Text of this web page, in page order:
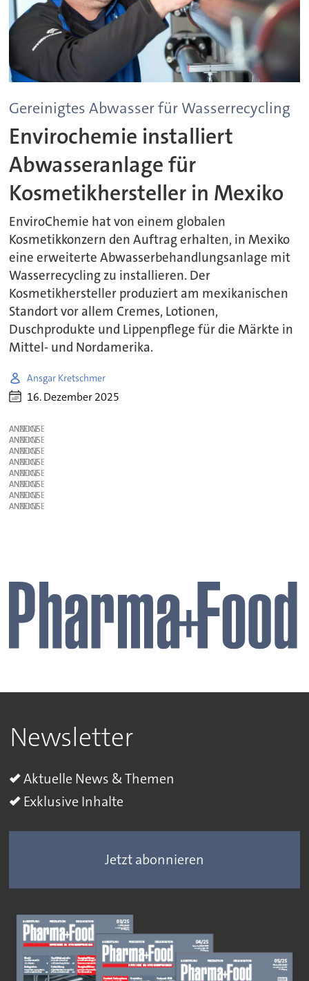
Gereinigtes Abwasser für Wasserrecycling
Envirochemie installiert
Abwasseranlage für
Kosmetikhersteller in Mexiko
EnviroChemie hat von einem globalen
Kosmetikkonzern den Auftrag erhalten, in Mexiko
eine erweiterte Abwasserbehandlungsanlage mit
Wasserrecycling zu installieren. Der
Kosmetikhersteller produziert am mexikanischen
Standort vor allem Cremes, Lotionen,
Duschprodukte und Lippenpflege für die Märkte in
Mittel- und Nordamerika.
Ansgar Kretschmer
16. Dezember 2025
ANZEIGE
ANZEIGE
ANZEIGE
ANZEIGE
ANZEIGE
ANZEIGE
ANZEIGE
ANZEIGE
Newsletter
Aktuelle News & Themen
Exklusive Inhalte
Jetzt abonnieren